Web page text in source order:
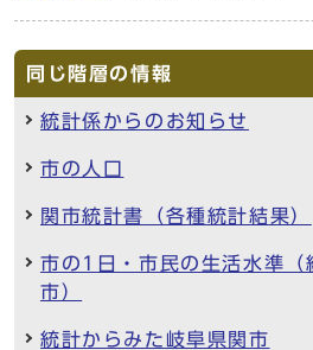
同じ階層の情報
統計係からのお知らせ
市の人口
関市統計書（各種統計結果）
市の1日・市民の生活水準（
市）
統計からみた岐阜県関市